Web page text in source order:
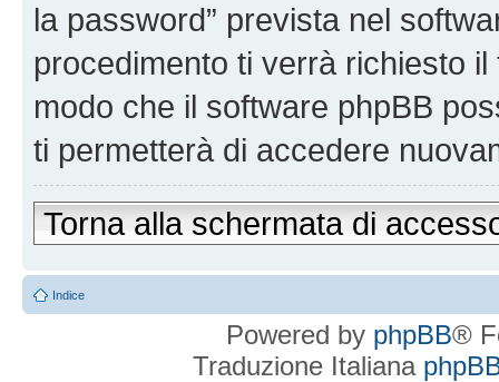
la password” prevista nel
procedimento ti verrà richiesto
modo che il software phpBB
ti permetterà di accedere
Torna alla schermata di
Indice
Powered by phpBB®
Traduzione Italiana